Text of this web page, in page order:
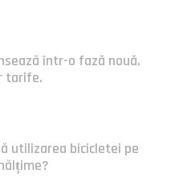
într-o fază nouă.
tarife.
utilizarea bicicletei pe